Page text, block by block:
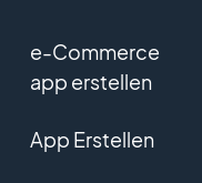
e-Commerce
app erstellen
App Erstellen